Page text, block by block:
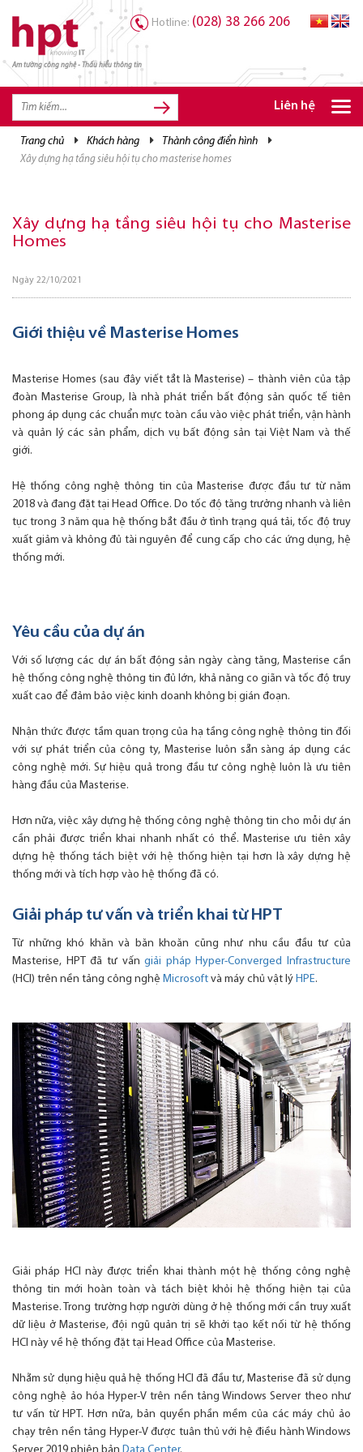
Am tường công nghệ - Thấu hiểu thông tin
Hotline: (028) 38 266 206
Liên hệ
trang chủ khách hàng thành công điển hình
xây dựng hạ tầng siêu hội tụ cho masterise homes
Xây dựng hạ tầng siêu hội tụ cho Masterise
Homes
Ngày 22/10/2021
Giới thiệu về Masterise Homes
Masterise Homes (sau đây viết tắt là Masterise) – thành viên của tập
đoàn Masterise Group, là nhà phát triển bất động sản quốc tế tiên
phong áp dụng các chuẩn mực toàn cầu vào việc phát triển, vận hành
và quản lý các sản phẩm, dịch vụ bất động sản tại Việt Nam và thế
giới.
Hệ thống công nghệ thông tin của Masterise được đầu tư từ năm
2018 và đang đặt tại Head Office. Do tốc độ tăng trưởng nhanh và liên
tục trong 3 năm qua hệ thống bắt đầu ở tình trạng quá tải, tốc độ truy
xuất giảm và không đủ tài nguyên để cung cấp cho các ứng dụng, hệ
thống mới.
Yêu cầu của dự án
Với số lượng các dự án bất động sản ngày càng tăng, Masterise cần
hệ thống công nghệ thông tin đủ lớn, khả năng co giãn và tốc độ truy
xuất cao để đảm bảo việc kinh doanh không bị gián đoạn.
Nhận thức được tầm quan trọng của hạ tầng công nghệ thông tin đối
với sự phát triển của công ty, Masterise luôn sẵn sàng áp dụng các
công nghệ mới. Sự hiệu quả trong đầu tư công nghệ luôn là ưu tiên
hàng đầu của Masterise.
Hơn nữa, việc xây dựng hệ thống công nghệ thông tin cho mỗi dự án
cần phải được triển khai nhanh nhất có thể. Masterise ưu tiên xây
dựng hệ thống tách biệt với hệ thống hiện tại hơn là xây dựng hệ
thống mới và tích hợp vào hệ thống đã có.
Giải pháp tư vấn và triển khai từ HPT
Từ những khó khăn và băn khoăn cũng như nhu cầu đầu tư của
Masterise, HPT đã tư vấngiải pháp Hyper-Converged Infrastructure
(HCI) trên nền tảng công nghệ Microsoft và máy chủ vật lý HPE.
Giải pháp HCI này được triển khai thành một hệ thống công nghệ
thông tin mới hoàn toàn và tách biệt khỏi hệ thống hiện tại của
Masterise. Trong trường hợp người dùng ở hệ thống mới cần truy xuất
dữ liệu ở Masterise, đội ngũ quản trị sẽ khởi tạo kết nối từ hệ thống
HCI này về hệ thống đặt tại Head Office của Masterise.
Nhằm sử dụng hiệu quả hệ thống HCI đã đầu tư, Masterise đã sử dụng
công nghệ ảo hóa Hyper-V trên nền tảng Windows Server theo như
tư vấn từ HPT. Hơn nữa, bản quyền phần mềm của các máy chủ ảo
chạy trên nền tảng Hyper-V được tuân thủ với hệ điều hành Windows
TRANG CHỦ
TRANG CHỦ
GIẢI PHÁP
TRI THỨC